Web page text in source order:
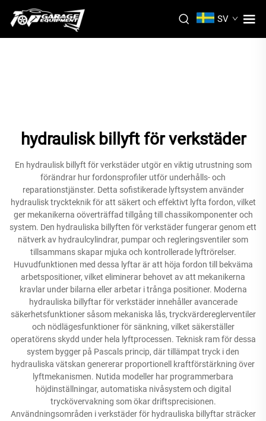
SV
hydraulisk billyft för verkstäder
En hydraulisk billyft för verkstäder utgör en viktig utrustning som
förändrar hur fordonsprofiler utför underhålls- och
reparationstjänster. Detta sofistikerade lyftsystem använder
hydraulisk tryckteknik för att säkert och effektivt lyfta fordon, vilket
ger mekanikerna oöverträffad tillgång till chassikomponenter och
system. Den hydrauliska billyften för verkstäder fungerar genom ett
nätverk av hydraulcylindrar, pumpar och regleringsventiler som
tillsammans skapar mjuka och kontrollerade lyftrörelser.
Huvudfunktionen med dessa lyftar är att höja fordon till bekväma
arbetspositioner, vilket eliminerar behovet av att mekanikerna
kravlar under bilarna eller arbetar i trånga positioner. Moderna
hydrauliska billyftar för verkstäder innehåller avancerade
säkerhetsfunktioner såsom mekaniska lås, tryckvärdereglerventiler
och nödlägesfunktioner för sänkning, vilket säkerställer
operatörens skydd under hela lyftprocessen. Teknisk ram för dessa
system bygger på Pascals princip, där tillämpat tryck i den
hydrauliska vätskan genererar proportionell kraftförstärkning över
lyftmekanismen. Nutida modeller har programmerbara
höjdinställningar, automatiska nivåsystem och digital
tryckövervakning som ökar driftsprecisionen.
Användningsområden i verkstäder för hydrauliska billyftar sträcker